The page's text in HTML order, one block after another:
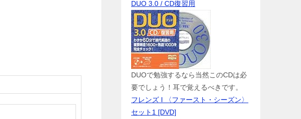
DUO 3.0 / CD復習用
DUOで勉強するなら当然このCDは必
要でしょう！耳で覚えるべきです。
フレンズ I 〈ファースト・シーズン〉
セット1 [DVD]